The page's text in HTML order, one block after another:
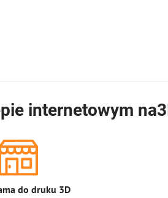
internetowym
do druku 3D